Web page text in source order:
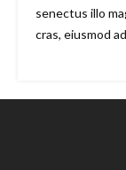
senectus illo
cras, eiusmod